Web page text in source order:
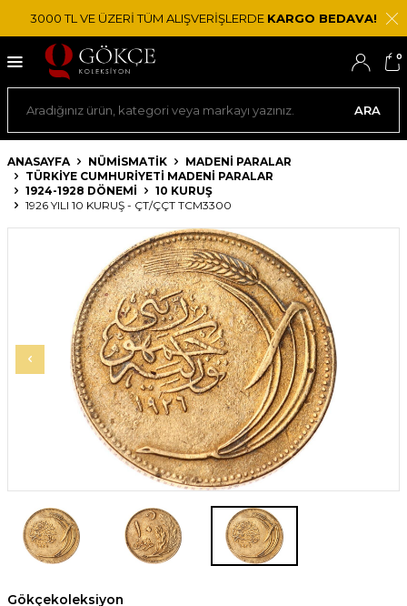
3000 TL VE ÜZERİ TÜM ALIŞVERİŞLERDE KARGO BEDAVA!
ARA
0
ANASAYFA NÜMİSMATİK
MADENI PARALAR
TÜRKIYE CUMHURIYETI MADENI PARALAR
1924-1928 DÖNEMI
10 KURUŞ
1926 YILI 10 KURUŞ - ÇT/ÇÇT TCM3300
Gökçekoleksiyon